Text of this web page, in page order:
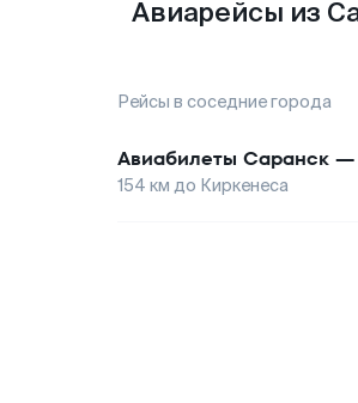
Авиарейсы из
Рейсы в соседние города
Авиабилеты Саранск —
154 км до Киркенеса